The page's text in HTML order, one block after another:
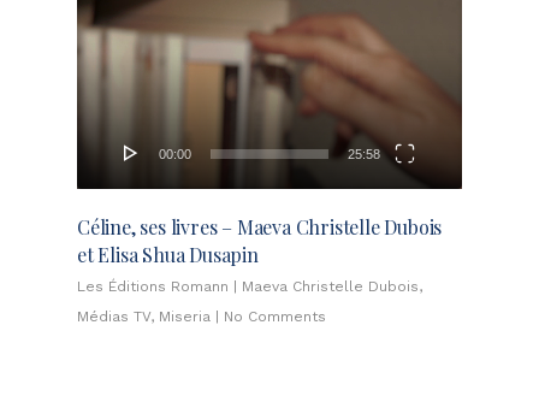
vidéo
00:00 25:58
Céline, ses livres – Maeva Christelle Dubois
et Elisa Shua Dusapin
Les Éditions Romann Maeva Christelle Dubois,
Médias TV, Miseria No Comments